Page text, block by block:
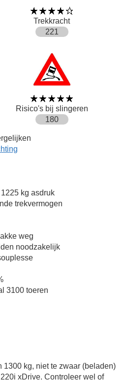
Trekkracht
221
Risico's bij slingeren
180
kg asdruk
trekvermogen
weg
noodzakelijk
3100 toeren
1300 kg, niet te zwaar (beladen)
xDrive. Controleer wel of